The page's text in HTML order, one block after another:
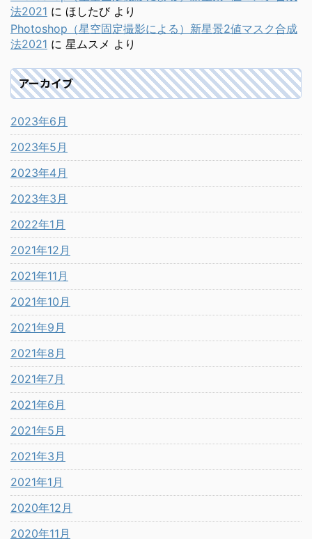
法2021 に ほしたびより
Photoshop（星空固定撮影による）新星景2値マスク合成
法2021 に 星ムスメ より
アーカイブ
2023年6月
2023年5月
2023年4月
2023年3月
2022年1月
2021年12月
2021年11月
2021年10月
2021年9月
2021年8月
2021年7月
2021年6月
2021年5月
2021年3月
2021年1月
2020年12月
2020年11月